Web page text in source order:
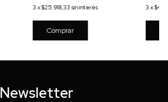
3x$25.918,33sin interés
3 x
Newsletter